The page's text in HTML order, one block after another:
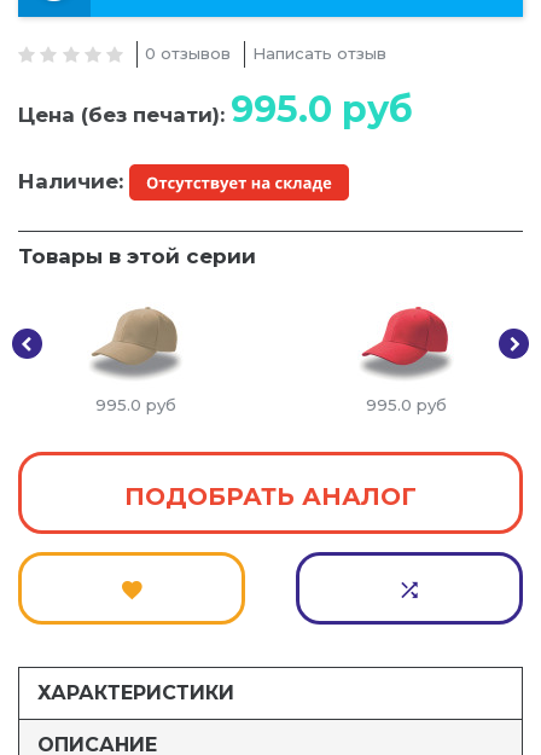
0 отзывов Написать отзыв
Цена (без печати): 995.0 руб
Наличие:
Товары в этой серии
995.0 руб 995.0 руб
ПОДОБРАТЬ АНАЛОГ
ХАРАКТЕРИСТИКИ
ОПИСАНИЕ